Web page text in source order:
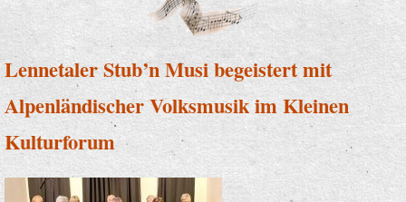
Lennetaler Stub’n Musi begeistert mit
Alpenländischer Volksmusik im Kleinen
Kulturforum